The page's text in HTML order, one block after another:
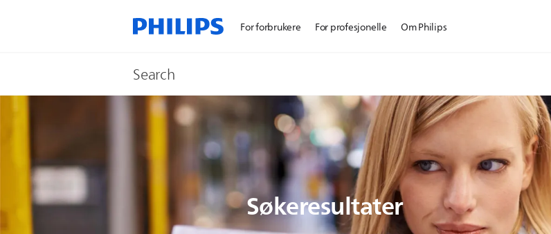
For forbrukere For profesjonelle Om Philips
Search
Søkeresultater